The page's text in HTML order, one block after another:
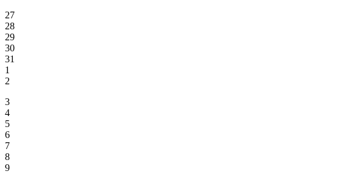
27
28
29
30
31
1
2
3
4
5
6
7
8
9